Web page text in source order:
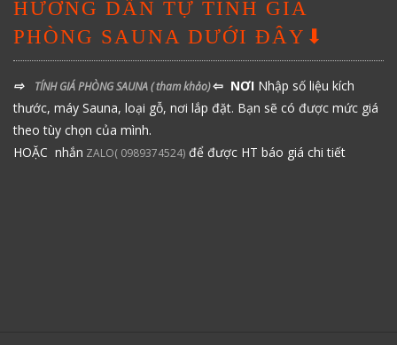
HƯỚNG DẪN TỰ TÍNH GIÁ
PHÒNG SAUNA DƯỚI ĐÂY⬇
⇨ TÍNH GIÁ PHÒNG SAUNA( tham khảo)⇦ NƠI Nhập số liệu kích
thước, máy Sauna, loại gỗ, nơi lắp đặt. Bạn sẽ có được mức giá
theo tùy chọn của mình.
HOẶC nhắn ZALO( 0989374524) để được HT báo giá chi tiết